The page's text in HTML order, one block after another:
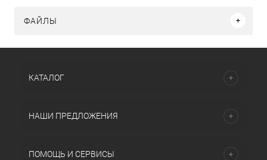
ФАЙЛЫ
КАТАЛОГ
НАШИ ПРЕДЛОЖЕНИЯ
ПОМОЩЬ И СЕРВИСЫ